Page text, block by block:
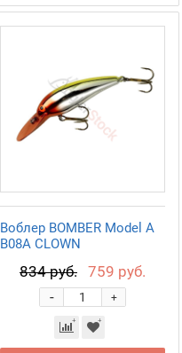
Воблер BOMBER Model A
B08A CLOWN
834 руб. 759 руб.
+
-